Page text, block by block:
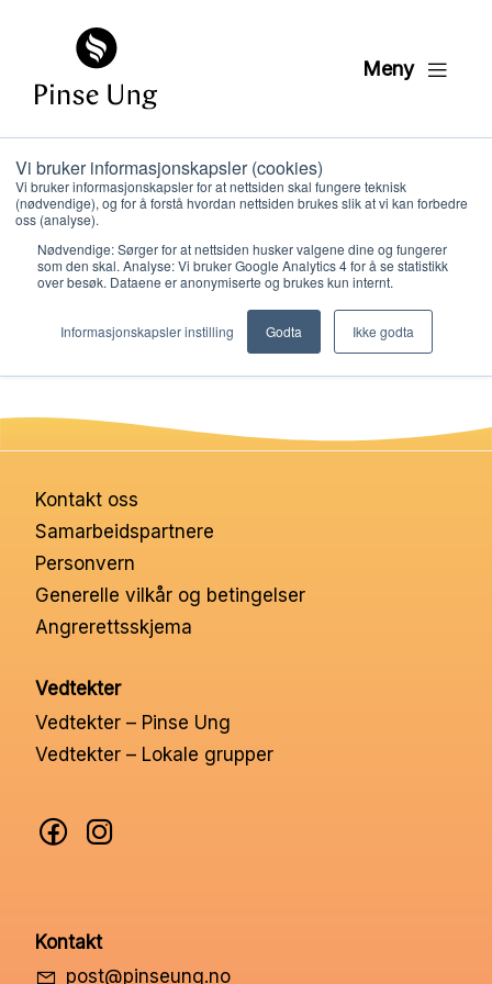
Vi bruker informasjonskapsler (cookies)
Vi bruker informasjonskapsler for at nettsiden skal fungere teknisk
(nødvendige), og for å forstå hvordan nettsiden brukes slik at vi kan forbedre
oss (analyse).
Nødvendige: Sørger for at nettsiden husker valgene dine og fungerer
som den skal. Analyse: Vi bruker Google Analytics 4 for å se statistikk
over besøk. Dataene er anonymiserte og brukes kun internt.
Informasjonskapsler instilling Godta Ikke godta
Meny
Menighetens
personvernerklaering
PER KRISTIAN LØVE
Kontakt oss
Samarbeidspartnere
Personvern
Generelle vilkår og betingelser
Angrerettsskjema
Vedtekter
Vedtekter – Pinse Ung
Vedtekter – Lokale grupper
Kontakt
post@pinseung.no
Hva vi gjør
Ressurser
Nettbutikk
Kontakt oss
Min konto